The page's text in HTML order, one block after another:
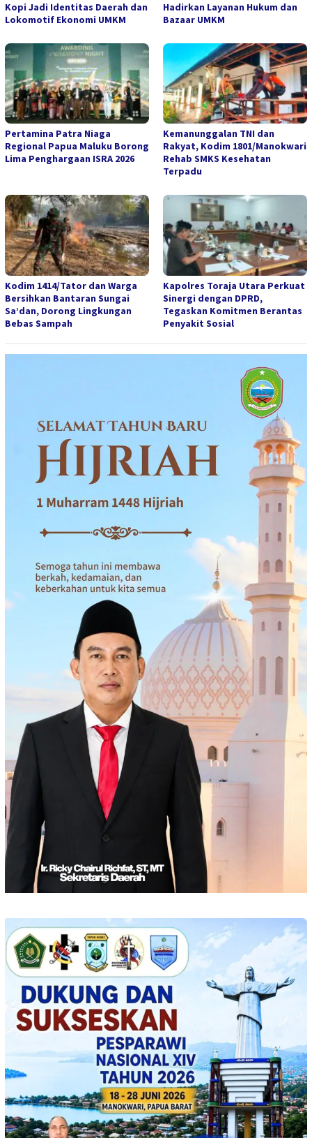
Kopi Jadi Identitas Daerah dan
Lokomotif Ekonomi UMKM
Hadirkan Layanan Hukum dan
Bazaar UMKM
Pertamina Patra Niaga
Regional Papua Maluku Borong
Lima Penghargaan ISRA 2026
Kemanunggalan TNI dan
Rakyat, Kodim 1801/Manokwari
Rehab SMKS Kesehatan
Terpadu
Kodim 1414/Tator dan Warga
Bersihkan Bantaran Sungai
Sa’dan, Dorong Lingkungan
Bebas Sampah
Kapolres Toraja Utara Perkuat
Sinergi dengan DPRD,
Tegaskan Komitmen Berantas
Penyakit Sosial